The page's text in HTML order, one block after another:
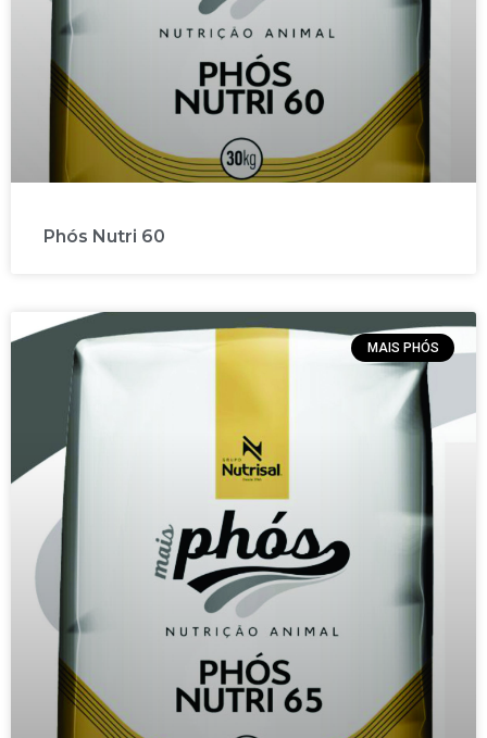
Phós Nutri 60
MAIS PHÓS